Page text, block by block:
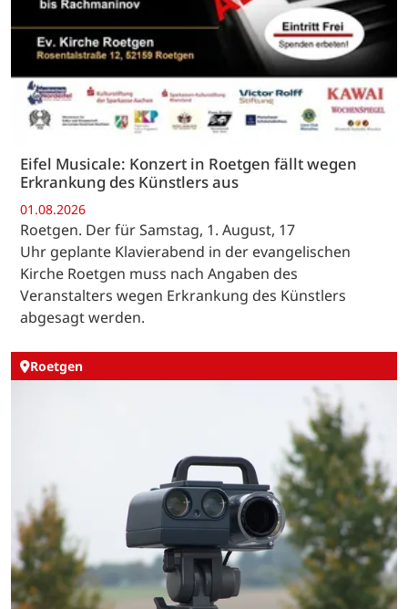
Eifel Musicale: Konzert in Roetgen fällt wegen
Erkrankung des Künstlers aus
01.08.2026
Roetgen. Der für Samstag, 1. August, 17
Uhr geplante Klavierabend in der evangelischen
Kirche Roetgen muss nach Angaben des
Veranstalters wegen Erkrankung des Künstlers
abgesagt werden.
Roetgen